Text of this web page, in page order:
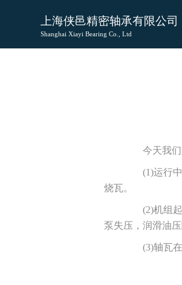
上海侠邑精密轴承有限公司
Shanghai Xiayi Bearing Co., Ltd
今天我们
(1)运行中
烧瓦。
(2)机组起
泵失压，润滑油
(3)轴瓦在